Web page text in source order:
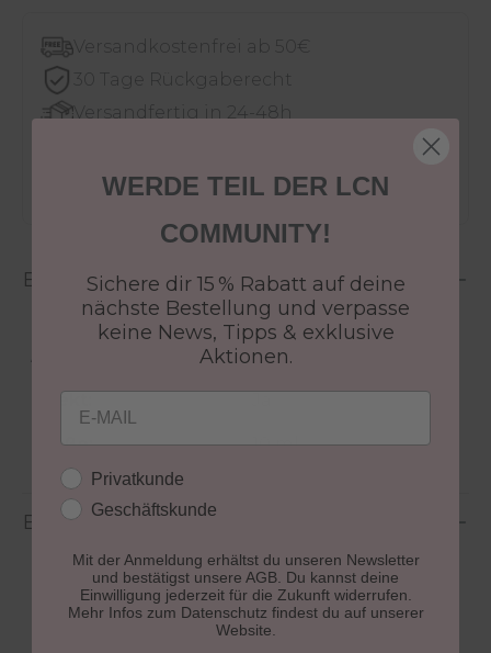
Versandkostenfrei ab 50€
30 Tage Rückgaberecht
Versandfertig in 24-48h
Beschreibung
lichthärtend
Effekt:
Größe: 10 ml
Bewertungen
WERDE TEIL DER LCN
COMMUNITY!
Sichere dir 15 % Rabatt auf deine
nächste Bestellung und verpasse
keine News, Tipps & exklusive
Aktionen.
Email
Kundengruppe
Privatkunde
Geschäftskunde
Mit der Anmeldung erhältst du unseren Newsletter
und bestätigst unsere AGB. Du kannst deine
Einwilligung jederzeit für die Zukunft widerrufen.
Mehr Infos zum Datenschutz findest du auf unserer
Website.